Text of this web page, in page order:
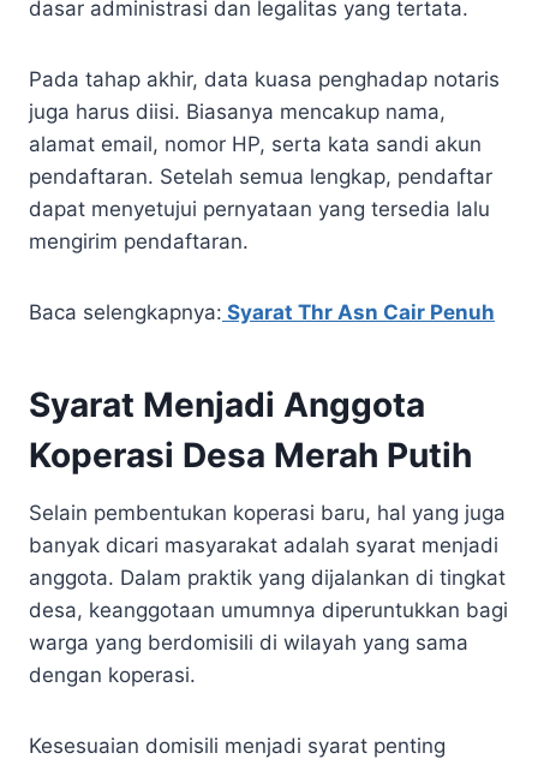
dasar administrasi dan legalitas yang tertata.
Pada tahap akhir, data kuasa penghadap notaris
juga harus diisi. Biasanya mencakup nama,
alamat email, nomor HP, serta kata sandi akun
pendaftaran. Setelah semua lengkap, pendaftar
dapat menyetujui pernyataan yang tersedia lalu
mengirim pendaftaran.
Baca selengkapnya: Syarat Thr Asn Cair Penuh
Syarat Menjadi Anggota
Koperasi Desa Merah Putih
Selain pembentukan koperasi baru, hal yang juga
banyak dicari masyarakat adalah syarat menjadi
anggota. Dalam praktik yang dijalankan di tingkat
desa, keanggotaan umumnya diperuntukkan bagi
warga yang berdomisili di wilayah yang sama
dengan koperasi.
Kesesuaian domisili menjadi syarat penting